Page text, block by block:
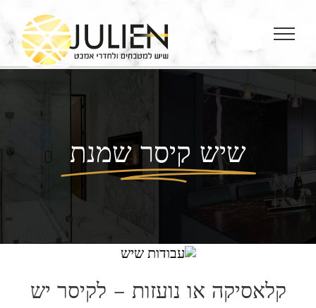
שיש קיסר שמנת
קלאסיקה או נועזות – לקיסר יש